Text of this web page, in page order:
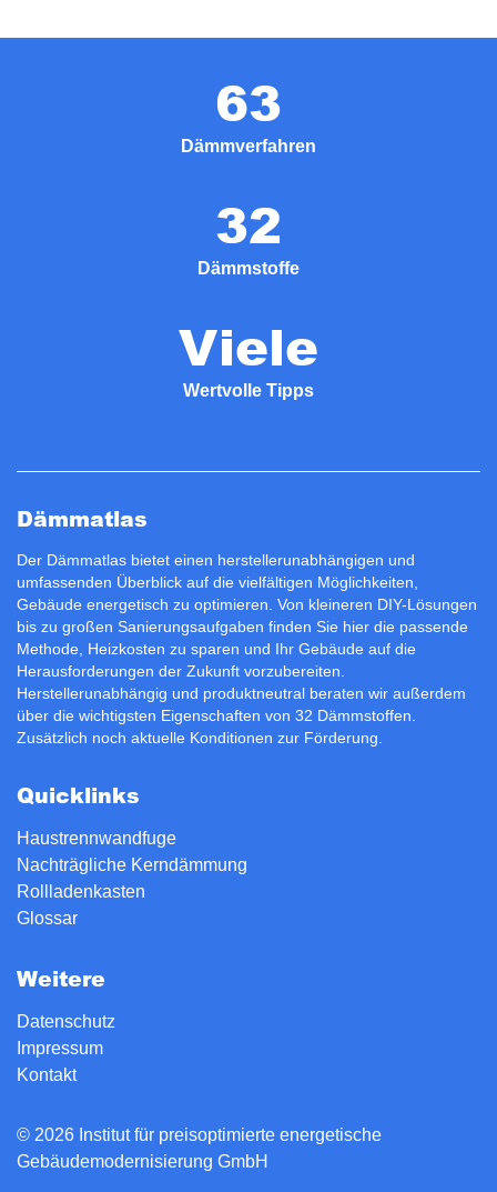
63
Dämmverfahren
32
Dämmstoffe
Viele
Wertvolle Tipps
Dämmatlas
Der Dämmatlas bietet einen herstellerunabhängigen und
umfassenden Überblick auf die vielfältigen Möglichkeiten,
Gebäude energetisch zu optimieren. Von kleineren DIY-Lösungen
bis zu großen Sanierungsaufgaben finden Sie hier die passende
Methode, Heizkosten zu sparen und Ihr Gebäude auf die
Herausforderungen der Zukunft vorzubereiten.
Herstellerunabhängig und produktneutral beraten wir außerdem
über die wichtigsten Eigenschaften von 32 Dämmstoffen.
Zusätzlich noch aktuelle Konditionen zur Förderung
Quicklinks
Haustrennwandfuge
Nachträgliche Kerndämmung
Rollladenkasten
Glossar
Weitere
Datenschutz
Impressum
Kontakt
© 2026 Institut für preisoptimierte energetische
Gebäudemodernisierung GmbH